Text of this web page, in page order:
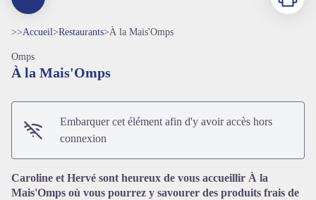
>>Accueil>Restaurants>À la Mais'Omps
Omps
À la Mais'Omps
Embarquer cet élément afin d'y avoir accès hors
connexion
Caroline et Hervé sont heureux de vous accueillir À la
Mais'Omps où vous pourrez y savourer des produits frais de